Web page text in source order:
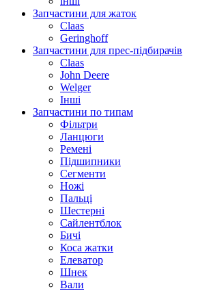
Запчастини для жаток
Claas
Geringhoff
Запчастини для прес-підбирачів
Claas
John Deere
Welger
Інші
Запчастини по типам
Фільтри
Ланцюги
Ремені
Підшипники
Сегменти
Ножі
Пальці
Шестерні
Сайлентблок
Бичі
Коса жатки
Елеватор
Шнек
Вали